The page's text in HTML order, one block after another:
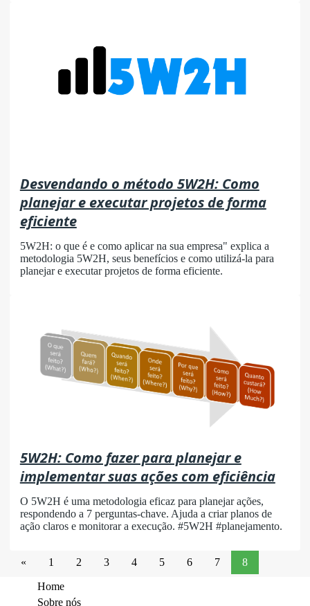
Desvendando o método 5W2H: Como
planejar e executar projetos de forma
eficiente
5W2H: o que é e como aplicar na sua empresa" explica a
metodologia 5W2H, seus benefícios e como utilizá-la para
planejar e executar projetos de forma eficiente.
5W2H: Como fazer para planejar e
implementar suas ações com eficiência
O 5W2H é uma metodologia eficaz para planejar ações,
respondendo a 7 perguntas-chave. Ajuda a criar planos de
ação claros e monitorar a execução. #5W2H #planejamento.
« 1 2 3 4 5 6 7 8
Home
Sobre nós